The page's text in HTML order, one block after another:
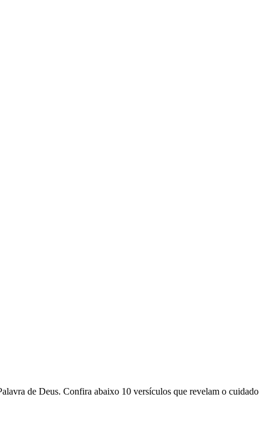
de Deus. Confira abaixo 10 versículos que revelam o cuidado